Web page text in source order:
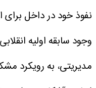
نفوذ خود در داخل برای
وجود سابقه اولیه
مدیریتی، به رویکرد